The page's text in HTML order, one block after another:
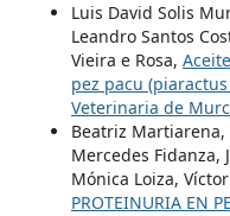
Luis David Solis
Leandro Santos
Vieira e Rosa,
pez pacu
Veterinaria de
Beatriz
Mercedes Fidanza,
Mónica Loiza,
PROTEINURIA EN